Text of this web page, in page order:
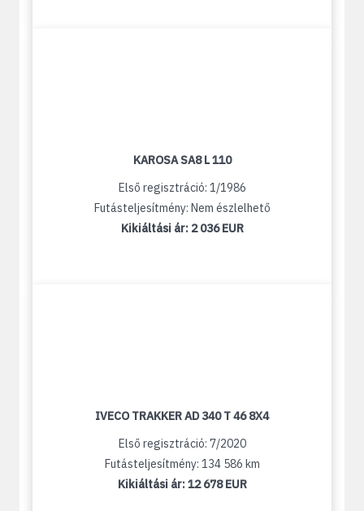
KAROSA SA8 L 110
Első regisztráció: 1/1986
Futásteljesítmény: Nem észlelhető
Kikiáltási ár: 2 036 EUR
IVECO TRAKKER AD 340 T 46 8X4
Első regisztráció: 7/2020
Futásteljesítmény: 134 586 km
Kikiáltási ár:12 678 EUR